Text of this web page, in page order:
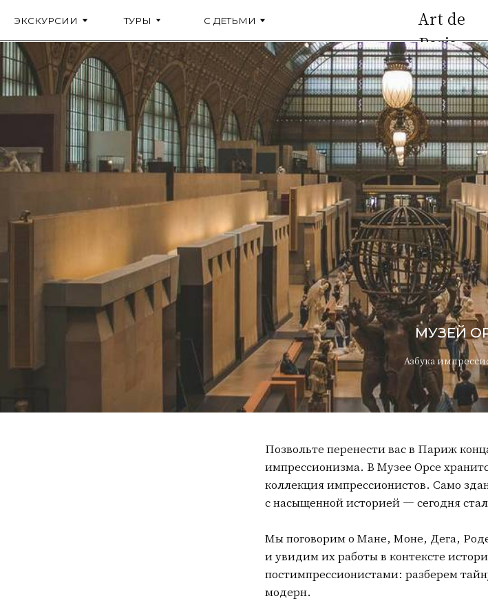
ЭКСКУРСИИ С ДЕТЬМИ
ТУРЫ
Paris
Позвольте перенести вас в Париж
импрессионизма. В Музее Орсе
коллекция импрессионистов. Само
с насыщенной историей — сегодня
Мы поговорим о Мане, Моне, Дега,
и увидим их работы в контексте
постимпрессионистами: разберем
модерн.
Азбука
МУЗЕЙ